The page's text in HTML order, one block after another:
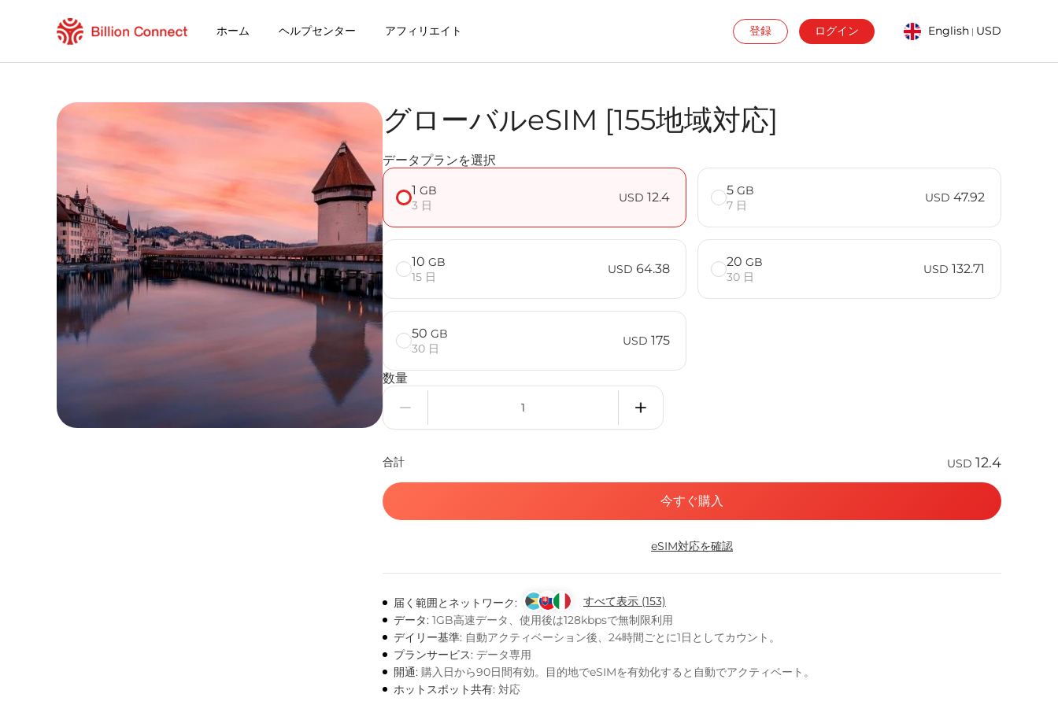
ホーム ヘルプセンター アフィリエイト 登録 ログイン English | USD
現在の目的地の周遊プラン
eSIMの利用方法
BeninでBillion Connect eSIMを利用するメリット
Billion Connect グローバルeSIM [155地域対応] FAQ
目的地とデータプランを選ぶ
eSIMをインストールする
データプランを利用する
安定したインターネット接続
ローミング費用を回避
24時間年中無休のカスタマーサービス
簡単なインストール
国内の電話番号をそのままキープ
グローバルeSIM [155地域対応]
データプランを選択
1 GB
3 日
USD 12.4 5 GB
7 日
USD 47.92
10 GB
15 日
USD 64.38 20 GB
30 日
USD 132.71
50 GB
30 日
USD 175
数量
合計 USD 12.4
今すぐ購入
eSIM対応を確認
届く範囲とネットワーク:
すべて表示 (153)
データ: 1GB高速データ、使用後は128kbpsで無制限利用
デイリー基準: 自動アクティベーション後、24時間ごとに1日としてカウント。
プランサービス: データ専用
開通: 購入日から90日間有効。目的地でeSIMを有効化すると自動でアクティベート。
ホットスポット共有: 対応